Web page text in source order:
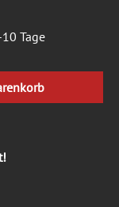
Tage